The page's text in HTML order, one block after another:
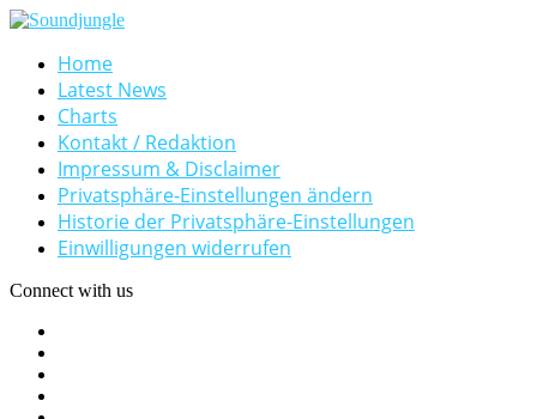
Home
Latest News
Charts
Kontakt / Redaktion
Impressum & Disclaimer
Privatsphäre-Einstellungen ändern
Historie der Privatsphäre-Einstellungen
Einwilligungen widerrufen
Connect with us